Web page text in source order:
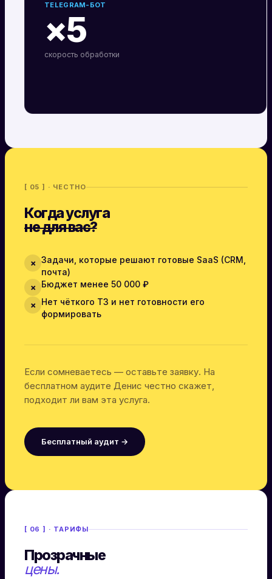
TELEGRAM-БОТ
×5
скорость обработки
[ 05 ] · ЧЕСТНО
Когда услуга
не для вас?
✗ Задачи, которые решают готовые SaaS (CRM,
почта)
✗ Бюджет менее 50 000 ₽
✗
Нет чёткого ТЗ и нет готовности его
формировать
Если сомневаетесь — оставьте заявку. На
бесплатном аудите Денис честно скажет,
подходит ли вам эта услуга.
Бесплатный аудит →
[ 06 ] · ТАРИФЫ
Прозрачные
цены.